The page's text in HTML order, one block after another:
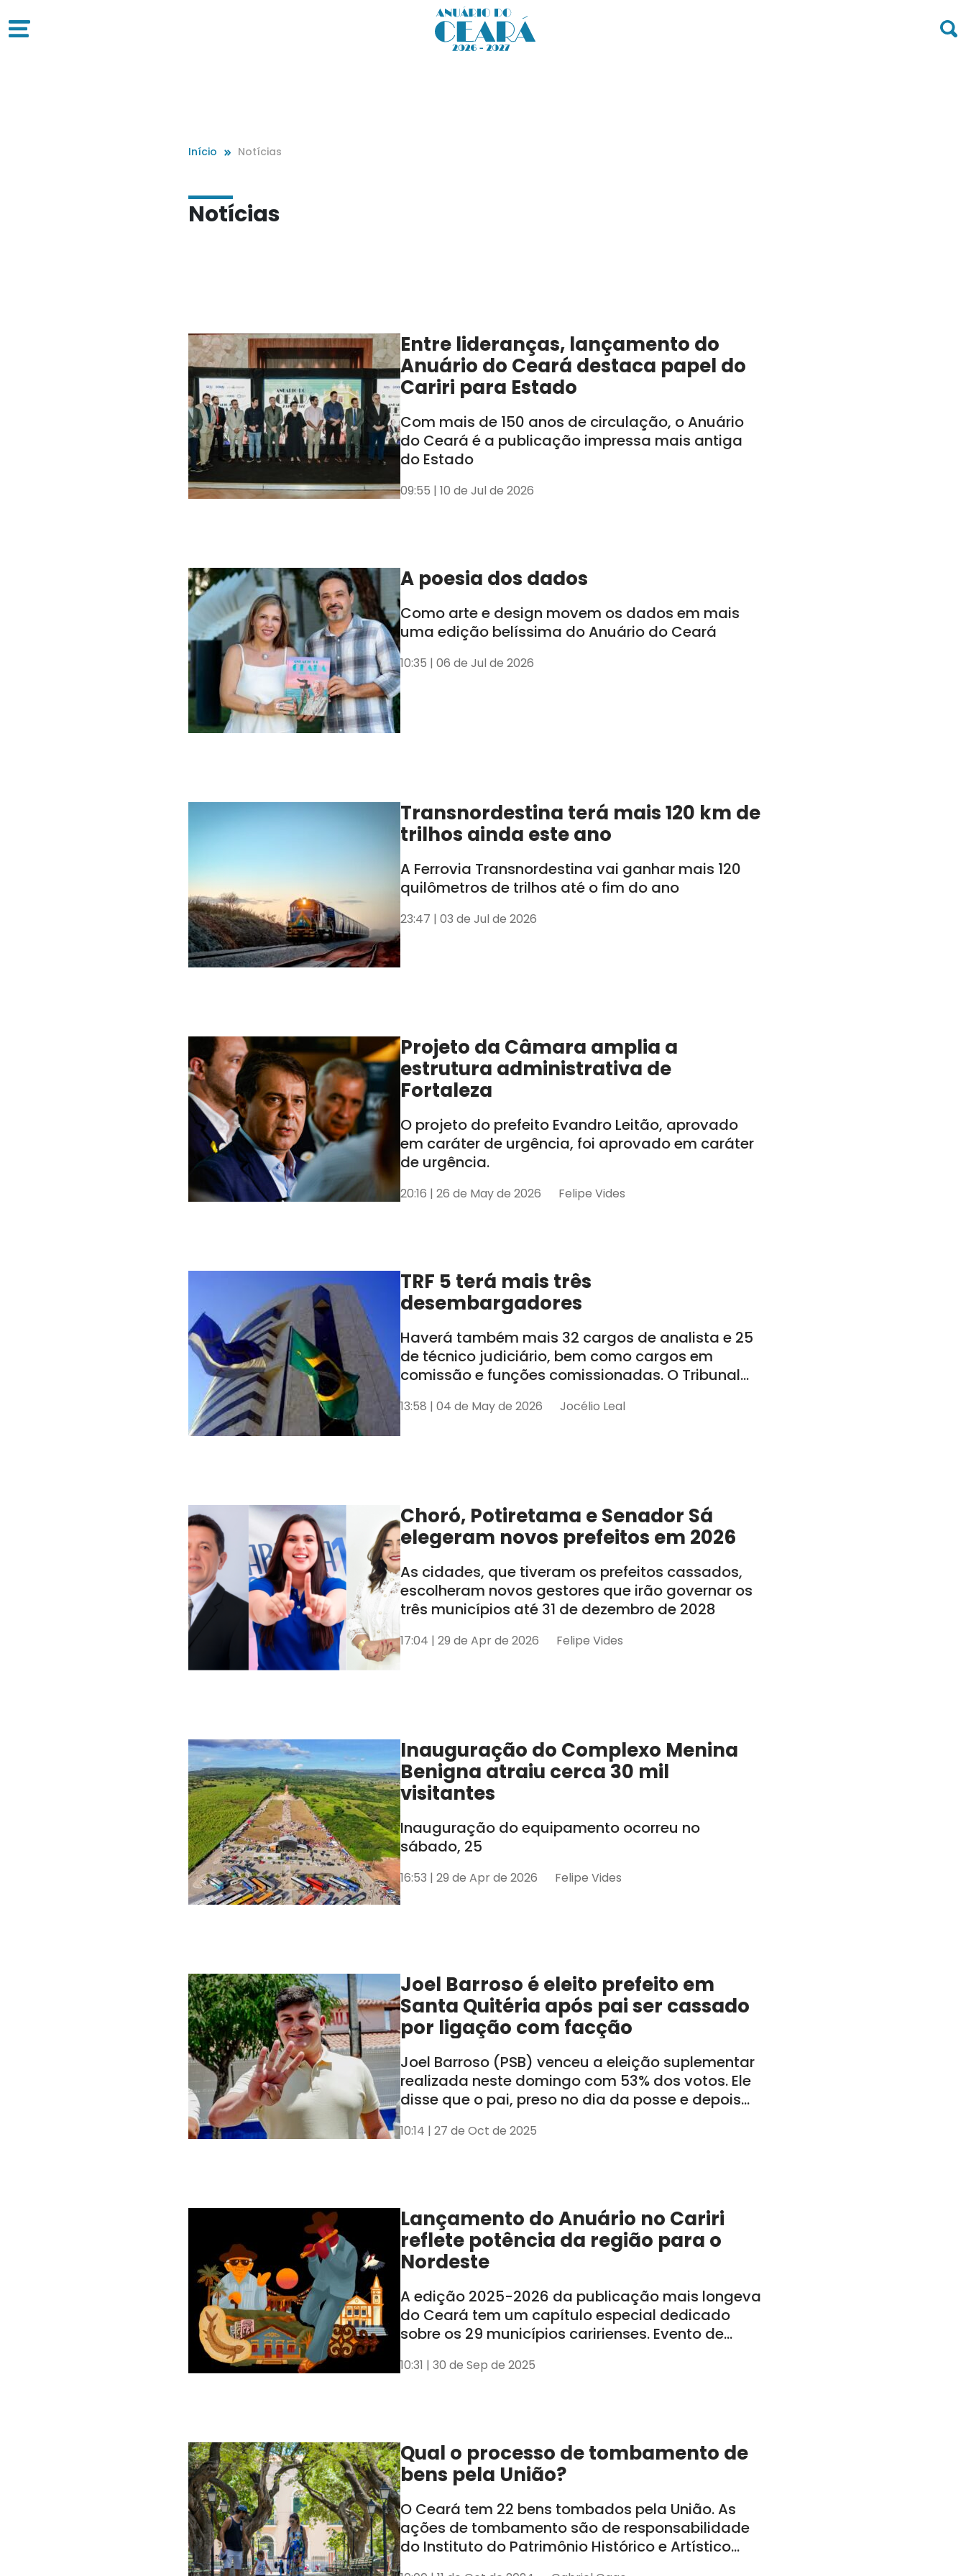
Início Notícias
Notícias
Entre lideranças, lançamento do
Anuário do Ceará destaca papel do
Cariri para Estado
Com mais de 150 anos de circulação, o Anuário
do Ceará é a publicação impressa mais antiga
do Estado
09:55 | 10 de Jul de 2026
A poesia dos dados
Como arte e design movem os dados em mais
uma edição belíssima do Anuário do Ceará
10:35 | 06 de Jul de 2026
Transnordestina terá mais 120 km de
trilhos ainda este ano
A Ferrovia Transnordestina vai ganhar mais 120
quilômetros de trilhos até o fim do ano
23:47 | 03 de Jul de 2026
Projeto da Câmara amplia a
estrutura administrativa de
Fortaleza
O projeto do prefeito Evandro Leitão, aprovado
em caráter de urgência, foi aprovado em caráter
de urgência.
20:16 | 26 de May de 2026 Felipe Vides
TRF 5 terá mais três
desembargadores
Haverá também mais 32 cargos de analista e 25
de técnico judiciário, bem como cargos em
comissão e funções comissionadas. O Tribunal
AL e SE
13:58 | 04 de May de 2026 Jocélio Leal
Choró, Potiretama e Senador Sá
elegeram novos prefeitos em 2026
As cidades, que tiveram os prefeitos cassados,
escolheram novos gestores que irão governar os
três municípios até 31 de dezembro de 2028
17:04 | 29 de Apr de 2026 Felipe Vides
Inauguração do Complexo Menina
Benigna atraiu cerca 30 mil
visitantes
Inauguração do equipamento ocorreu no
sábado, 25
16:53 | 29 de Apr de 2026 Felipe Vides
Joel Barroso é eleito prefeito em
Santa Quitéria após pai ser cassado
por ligação com facção
Joel Barroso (PSB) venceu a eleição suplementar
realizada neste domingo com 53% dos votos. Ele
disse que o pai, preso no dia da posse e depois
10:14 | 27 de Oct de 2025
Lançamento do Anuário no Cariri
reflete potência da região para o
Nordeste
A edição 2025-2026 da publicação mais longeva
do Ceará tem um capítulo especial dedicado
sobre os 29 municípios caririenses. Evento de
em Juazeiro do Norte
10:31 | 30 de Sep de 2025
Qual o processo de tombamento de
bens pela União?
O Ceará tem 22 bens tombados pela União. As
ações de tombamento são de responsabilidade
do Instituto do Patrimônio Histórico e Artístico